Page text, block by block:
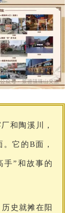
和陶溪川，
它的B面，
手”和故事的
史就摊在阳